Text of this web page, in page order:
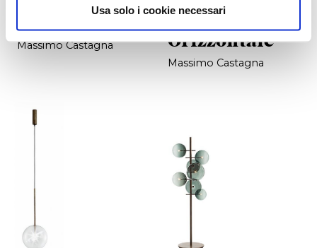
Usa solo i cookie necessari
Bolle Cielo
Massimo Castagna
Orizzontale
Massimo Castagna